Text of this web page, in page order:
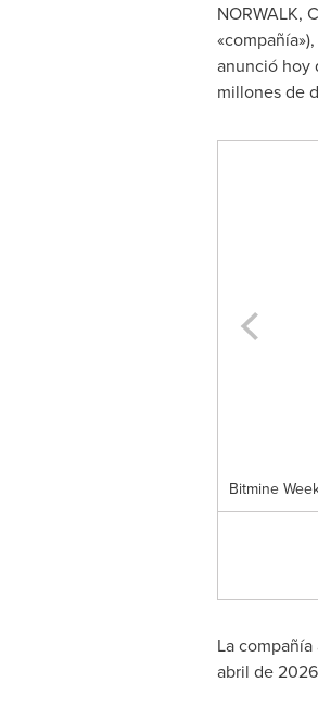
NORWALK,
anunció hoy
millones de
Bitmine
La
abril de